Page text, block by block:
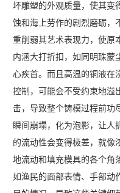
坏雕塑的外观质量，使其变
蚀和海上劳作的剧烈磨砺，
重削弱其艺术表现力，使原
内涵大打折扣，如同明珠蒙
心疾首。而且高温的铜液在
控制，可能会不受约束地溢
击，导致整个铸模过程前功
瞬间崩塌，化为泡影，让人
的流动性会变得极差，就像
地流动和填充模具的各个角
如渔民的面部表情、手部动